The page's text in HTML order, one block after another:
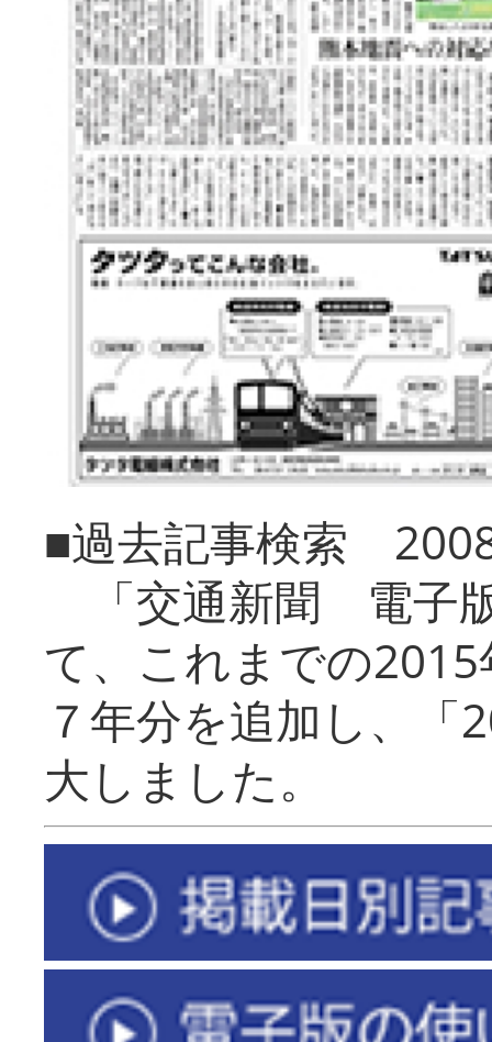
■過去記事検索
「交通新聞 電子
て、これまでの
７年分を追加し、「
大しまし